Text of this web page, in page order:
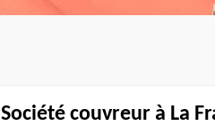
Société couvreur à La